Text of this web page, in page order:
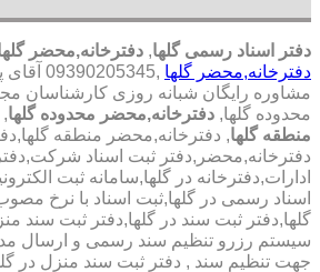
دفتر اسناد رسمی گلها, دفترخانه,محضر
دفترخانه,محضر گلها
مشاوره رايگان شبانه روزی کارشناسان
محدوده گلها, دفترخانه,محضر محدوده گلها,
منطقه گلها, دفترخانه,محضر منطقه
دفترخانه,محضر,دفتر ثبت اسناد
ادارات,دفترخانه در گلها,سامانه ثبت
اسناد رسمی در گلها,ثبت اسناد با نرخ
گلها,دفتر ثبت سند در گلها,دفتر ثبت سند
سیستم رزرو تنظیم سند رسمی و ارسال
جهت تنظیم سند , دفتر ثبت سند منزل در